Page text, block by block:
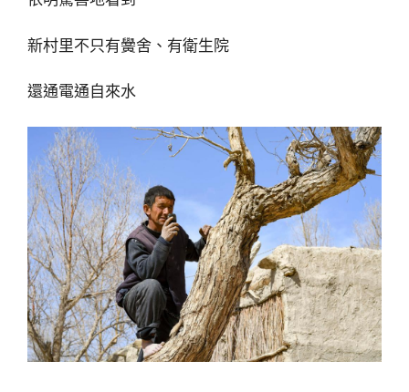
新村里不只有黌舍、有衛生院
還通電通自來水